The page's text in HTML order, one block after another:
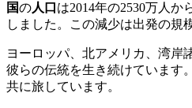
国の人口 は2014年の2530万人か
しました。この減少は出発の規
ヨーロッパ、北アメリカ、湾岸
彼らの伝統を生き続けています
共に旅しています。